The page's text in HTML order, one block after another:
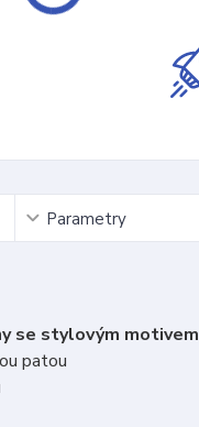
Parametry
se stylovým motivem
patou